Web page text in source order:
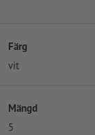
Färg
vit
Mängd
5